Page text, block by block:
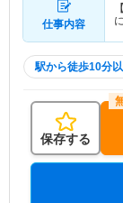
仕事内容
駅から徒歩10分
保存する